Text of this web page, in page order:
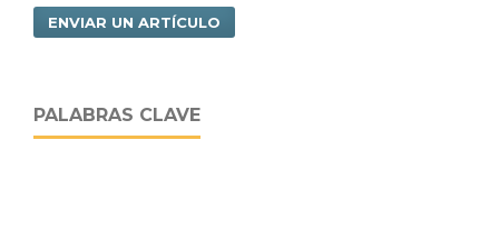
ENVIAR UN ARTÍCULO
PALABRAS CLAVE